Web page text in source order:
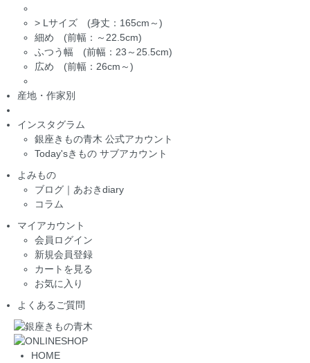
> Lサイズ (身丈：165cm～)
細め (前幅：～22.5cm)
ふつう幅 (前幅：23～25.5cm)
広め (前幅：26cm～)
産地・作家別
インスタグラム
銀座きもの青木 公式アカウント
Today'sきもの サブアカウント
よみもの
ブログ｜あおきdiary
コラム
マイアカウント
会員ログイン
新規会員登録
カートを見る
お気に入り
よくあるご質問
HOME